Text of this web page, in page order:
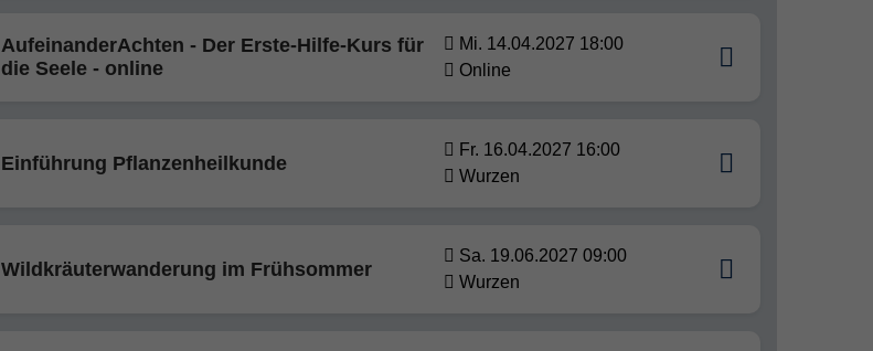
AufeinanderAchten - Der Erste-Hilfe-Kurs für
die Seele - online
Mi. 14.04.2027 18:00
Online
Einführung Pflanzenheilkunde
Fr. 16.04.2027 16:00
Wurzen
Wildkräuterwanderung im Frühsommer
Sa. 19.06.2027 09:00
Wurzen